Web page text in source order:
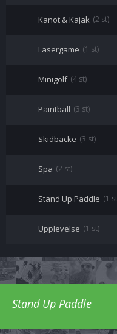
Kanot & Kajak (2 st)
Lasergame (1 st)
Minigolf (4 st)
Paintball (3 st)
Skidbacke (3 st)
Spa (2 st)
Stand Up Paddle (1
Upplevelse (1 st)
Stand Up Paddle